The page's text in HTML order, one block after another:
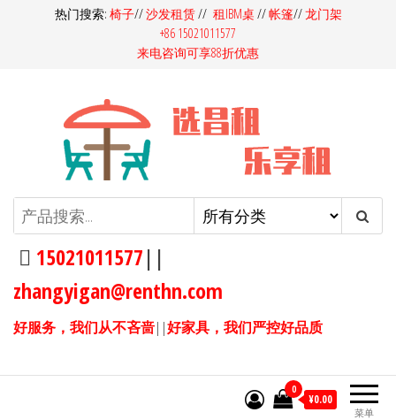
热门搜索: 椅子//沙发租赁// 租IBM桌 //帐篷//龙门架
+86 15021011577
来电咨询可享88折优惠
昌租会务家具租赁-桌椅租赁-高档
沙发租赁-吧桌吧椅租赁-展览展会
家具租赁
昌租会务一站式家具租赁平
台，多快好省选昌租会务！同
15021011577||
zhangyigan@renthn.com
好服务，我们从不吝啬||好家具，我们严控好品质
菜单
0
¥0.00